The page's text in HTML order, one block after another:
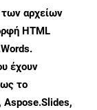
των αρχείων
HTML
έχουν
το
Aspose.Slides,